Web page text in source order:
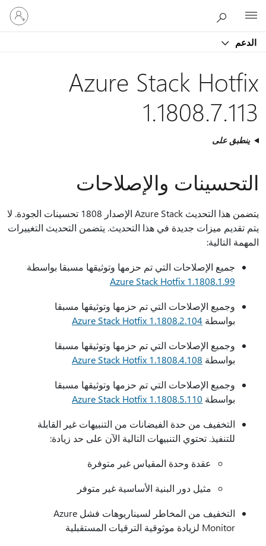
الدعم
تسجيل
الدخول
إلى
Azure Stack Hotfix
1.1808.7.113
ينطبق على
التحسينات والإصلاحات
يتضمن هذا التحديث Azure Stack الإصدار 1808 تحسينات الجودة. لا
يتم تقديم ميزات جديدة في هذا التحديث. يتضمن التحديث التغييرات
المهمة التالية:
جميع الإصلاحات التي تم حزمها وتوثيقها مسبقا بواسطة
Azure Stack Hotfix 1.1808.1.99
وجميع الإصلاحات التي تم حزمها وتوثيقها مسبقا
بواسطة Azure Stack Hotfix 1.1808.2.104
وجميع الإصلاحات التي تم حزمها وتوثيقها مسبقا
بواسطة Azure Stack Hotfix 1.1808.4.108
وجميع الإصلاحات التي تم حزمها وتوثيقها مسبقا
بواسطة Azure Stack Hotfix 1.1808.5.110
التخفيف من حدة الفيضانات من التنبيهات غير القابلة
للتنفيذ. تحتوي التنبيهات التالية الآن على حد زيادة:
عقدة وحدة المقياس غير متوفرة
مثيل دور البنية الأساسية غير متوفر
التخفيف من المخاطر لسيناريوهات فشل Azure
Monitor لزيادة موثوقية الترقيات المستقبلية